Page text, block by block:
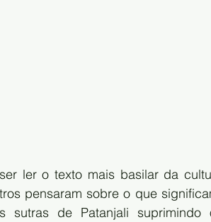
ler o texto mais basilar da
pensaram sobre o que
sutras de Patanjali suprimindo